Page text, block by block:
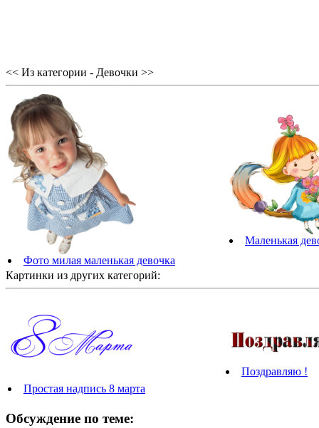
<< Из категории - Девочки >>
Фото милая маленькая девочка
Маленькая
Картинки из других категорий:
Простая надпись 8 марта
Поздравляю !
Обсуждение по теме: